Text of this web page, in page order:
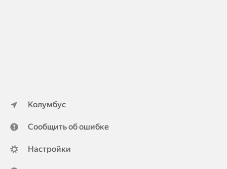
Колумбус
Сообщить об ошибке
Настройки